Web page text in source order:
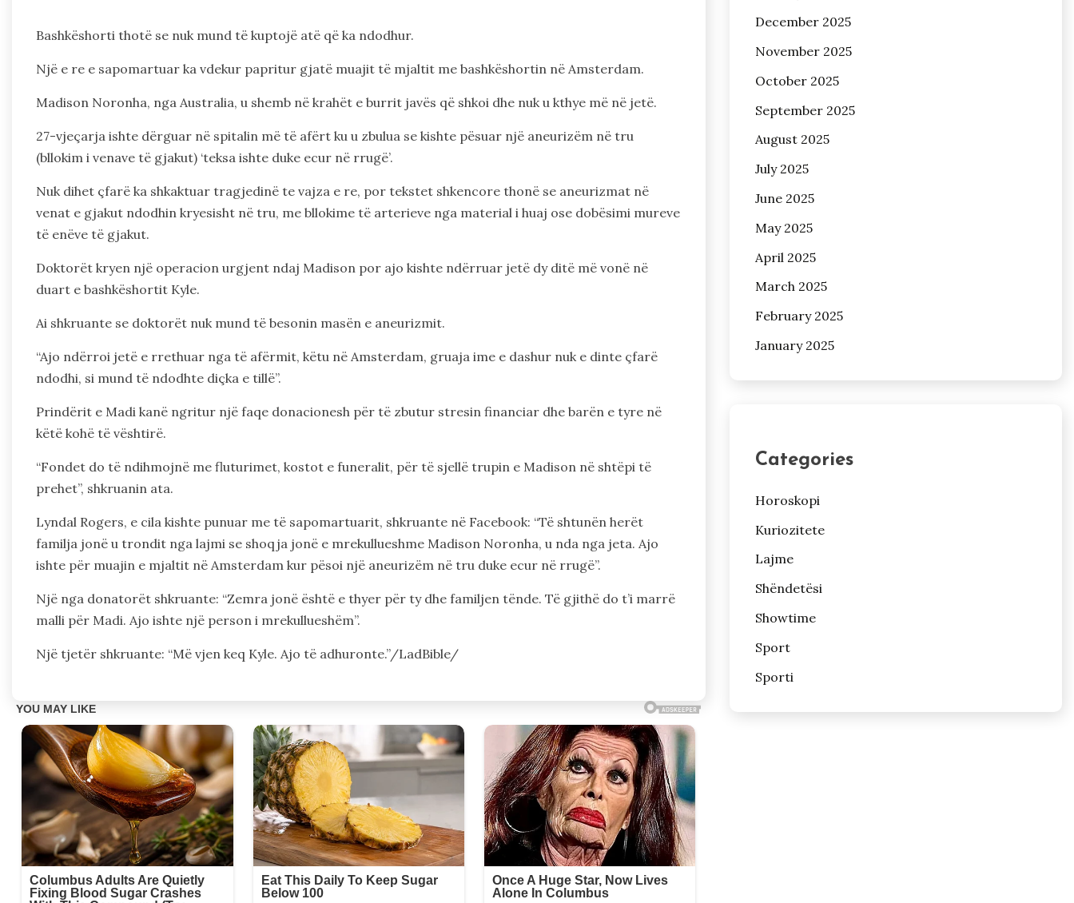
Bashkëshorti thotë se nuk mund të kuptojë atë që ka ndodhur.
Një e re e sapomartuar ka vdekur papritur gjatë muajit të mjaltit me bashkëshortin në Amsterdam.
Madison Noronha, nga Australia, u shemb në krahët e burrit javës që shkoi dhe nuk u kthye më në jetë.
27-vjeçarja ishte dërguar në spitalin më të afërt ku u zbulua se kishte pësuar një aneurizëm në tru
(bllokim i venave të gjakut) ‘teksa ishte duke ecur në rrugë’.
Nuk dihet çfarë ka shkaktuar tragjedinë te vajza e re, por tekstet shkencore thonë se aneurizmat në
venat e gjakut ndodhin kryesisht në tru, me bllokime të arterieve nga material i huaj ose dobësimi mureve
të enëve të gjakut.
Doktorët kryen një operacion urgjent ndaj Madison por ajo kishte ndërruar jetë dy ditë më vonë në
duart e bashkëshortit Kyle.
Ai shkruante se doktorët nuk mund të besonin masën e aneurizmit.
“Ajo ndërroi jetë e rrethuar nga të afërmit, këtu në Amsterdam, gruaja ime e dashur nuk e dinte çfarë
ndodhi, si mund të ndodhte diçka e tillë”.
Prindërit e Madi kanë ngritur një faqe donacionesh për të zbutur stresin financiar dhe barën e tyre në
këtë kohë të vështirë.
“Fondet do të ndihmojnë me fluturimet, kostot e funeralit, për të sjellë trupin e Madison në shtëpi të
prehet”, shkruanin ata.
Lyndal Rogers, e cila kishte punuar me të sapomartuarit, shkruante në Facebook: “Të shtunën herët
familja jonë u trondit nga lajmi se shoqja jonë e mrekullueshme Madison Noronha, u nda nga jeta. Ajo
ishte për muajin e mjaltit në Amsterdam kur pësoi një aneurizëm në tru duke ecur në rrugë”.
Një nga donatorët shkruante: “Zemra jonë është e thyer për ty dhe familjen tënde. Të gjithë do t’i marrë
malli për Madi. Ajo ishte një person i mrekullueshëm”.
Një tjetër shkruante: “Më vjen keq Kyle. Ajo të adhuronte.”/LadBible/
December 2025
November 2025
October 2025
September 2025
August 2025
July 2025
June 2025
May 2025
April 2025
March 2025
February 2025
January 2025
Categories
Horoskopi
Kuriozitete
Lajme
Shëndetësi
Showtime
Sport
Sporti